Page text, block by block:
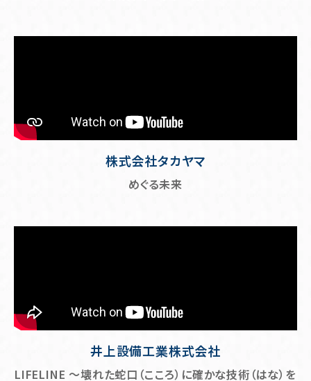
株式会社タカヤマ
めぐる未来
井上設備工業株式会社
LIFELINE ～壊れた蛇口（こころ）に確かな技術（はな）を